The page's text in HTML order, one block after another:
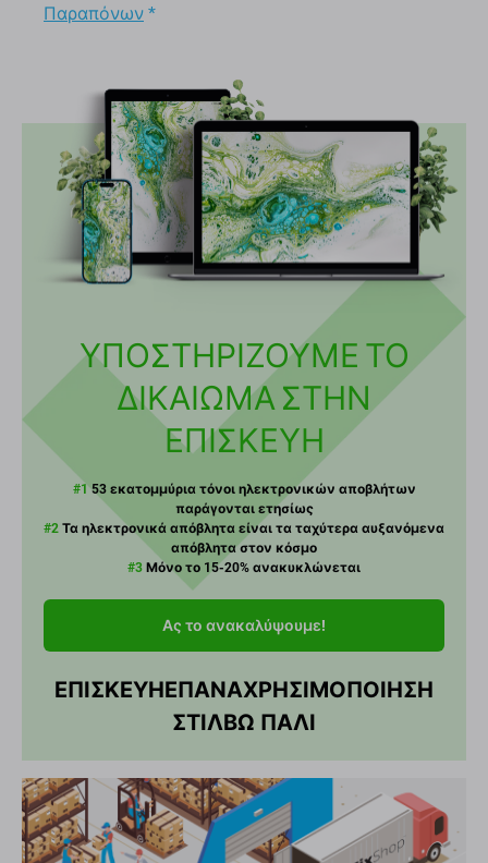
Παραπόνων *
ΥΠΟΣΤΗΡΙΖΟΥΜΕ ΤΟ
ΔΙΚΑΙΩΜΑ ΣΤΗΝ
ΕΠΙΣΚΕΥΗ
#153 εκατομμύρια τόνοι ηλεκτρονικών αποβλήτων
παράγονται ετησίως
#2 Τα ηλεκτρονικά απόβλητα είναι τα ταχύτερα αυξανόμενα
απόβλητα στον κόσμο
#3 Μόνο το 15-20% ανακυκλώνεται
Ας το ανακαλύψουμε!
ΕΠΙΣΚΕΥΗΕΠΑΝΑΧΡΗΣΙΜΟΠΟΙΗΣΗ
ΣΤΙΛΒΩ ΠΑΛΙ